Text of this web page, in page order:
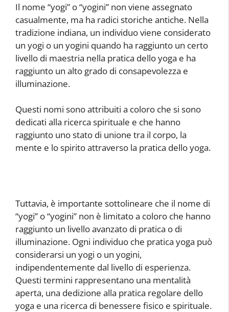
Il nome “yogi” o “yogini” non viene assegnato
casualmente, ma ha radici storiche antiche. Nella
tradizione indiana, un individuo viene considerato
un yogi o un yogini quando ha raggiunto un certo
livello di maestria nella pratica dello yoga e ha
raggiunto un alto grado di consapevolezza e
illuminazione.
Questi nomi sono attribuiti a coloro che si sono
dedicati alla ricerca spirituale e che hanno
raggiunto uno stato di unione tra il corpo, la
mente e lo spirito attraverso la pratica dello yoga.
Tuttavia, è importante sottolineare che il nome di
“yogi” o “yogini” non è limitato a coloro che hanno
raggiunto un livello avanzato di pratica o di
illuminazione. Ogni individuo che pratica yoga può
considerarsi un yogi o un yogini,
indipendentemente dal livello di esperienza.
Questi termini rappresentano una mentalità
aperta, una dedizione alla pratica regolare dello
yoga e una ricerca di benessere fisico e spirituale.